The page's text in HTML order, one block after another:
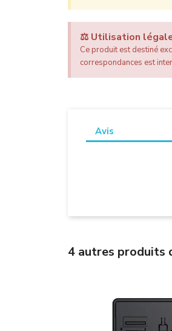
⚖️ Utilisation
Ce produit est destiné
correspondances est
Avis
4 autres produits